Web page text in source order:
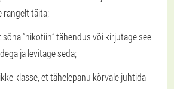
rangelt täita;
“nikotiin” tähendus või kirjutage see
ja levitage seda;
klasse, et tähelepanu kõrvale juhtida